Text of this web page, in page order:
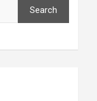
Search